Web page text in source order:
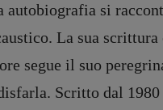
Roberto Derobertis, Elio
Grasso,Fabio Malagnini,
Michielin,Nicole Spallina,
Roberto Sturm,Tania Tonin
autobiografia si
La sua
segue il suo
Scritto dal